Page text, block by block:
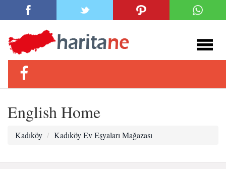
English Home
Kadıköy Kadıköy Ev Eşyaları Mağazası